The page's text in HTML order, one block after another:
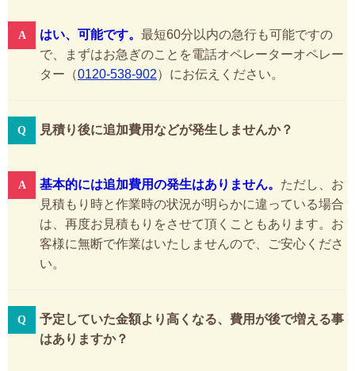
はい、可能です。 最短60分以内の急行も可能ですの
で、まずはお急ぎのことを電話オペレーターオペレー
ター（0120-538-902）にお伝えください。
見積り後に追加費用などが発生しませんか？
基本的には追加費用の発生はありません。 ただし、お
見積もり時と作業時の状況が明らかに違っている場合
は、再度お見積もりをさせて頂くこともあります。お
客様に無断で作業はいたしませんので、ご安心くださ
い。
予定していた金額より高くなる、費用が後で増える事
はありますか？